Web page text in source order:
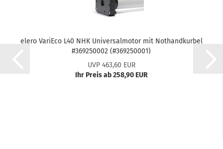
elero Va­riE­co L40 NHK Uni­ver­sal­mo­tor mit Not­hand­kur­bel
#369250002 (#369250001)
UVP 463,60 EUR
Ihr Preis ab 258,90 EUR